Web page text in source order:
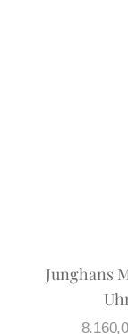
Junghans